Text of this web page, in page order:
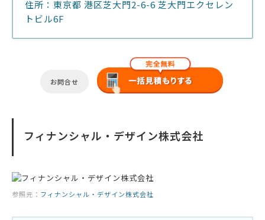
住所：東京都 港区芝大門2-6-6 芝大門エクセレン
トビル6F
お問合せ
フィナンシャル・デザイン株式会社
参照元： フィナンシャル・デザイン株式会社